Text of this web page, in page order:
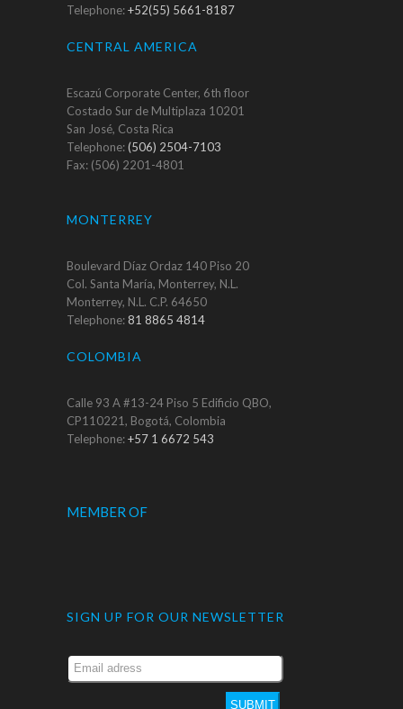
Telephone:+52(55) 5661-8187
CENTRAL AMERICA
Escazú Corporate Center, 6th floor
Costado Sur de Multiplaza 10201
San José, Costa Rica
Telephone:(506) 2504-7103
Fax: (506) 2201-4801
MONTERREY
Boulevard Díaz Ordaz 140 Piso 20
Col. Santa María, Monterrey, N.L.
Monterrey, N.L. C.P. 64650
Telephone:81 8865 4814
COLOMBIA
Calle 93 A #13-24 Piso 5 Edificio QBO,
CP110221, Bogotá, Colombia
Telephone:+57 1 6672 543
MEMBER OF
SIGN UP FOR OUR NEWSLETTER
SUBMIT